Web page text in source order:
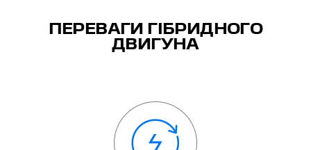
ПЕРЕВАГИ ГІБРИДНОГО
ДВИГУНА